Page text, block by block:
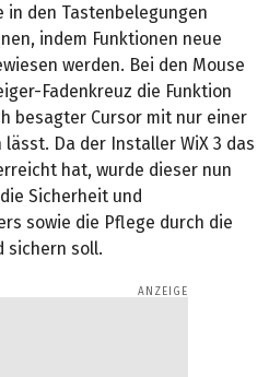
in den Tastenbelegungen
indem Funktionen neue
werden. Bei den Mouse
Fadenkreuz die Funktion
besagter Cursor mit nur einer
Da der Installer WiX 3 das
hat, wurde dieser nun
Sicherheit und
sowie die Pflege durch die
sichern soll.